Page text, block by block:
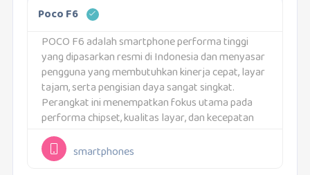
Poco F6
POCO F6 adalah smartphone performa tinggi
yang dipasarkan resmi di Indonesia dan menyasar
pengguna yang membutuhkan kinerja cepat, layar
tajam, serta pengisian daya sangat singkat.
Perangkat ini menempatkan fokus utama pada
performa chipset, kualitas layar, dan kecepatan
pengisian daya. POCO F6 dirancang untuk
penggunaan intensif seperti gaming, multitasking,
dan konsumsi...
smartphones